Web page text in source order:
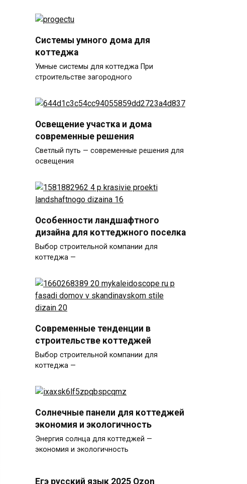
Системы умного дома для
коттеджа
Умные системы для коттеджа При
строительстве загородного
Освещение участка и дома
современные решения
Светлый путь — современные решения для
освещения
Особенности ландшафтного
дизайна для коттеджного поселка
Выбор строительной компании для
коттеджа —
Современные тенденции в
строительстве коттеджей
Выбор строительной компании для
коттеджа —
Солнечные панели для коттеджей
экономия и экологичность
Энергия солнца для коттеджей —
экономия и экологичность
Егэ русский язык 2025 Ozon